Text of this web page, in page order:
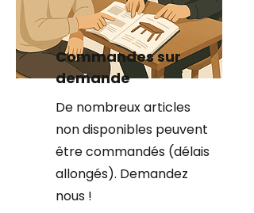
Commandes sur
demande
De nombreux articles
non disponibles peuvent
être commandés (délais
allongés). Demandez
nous !